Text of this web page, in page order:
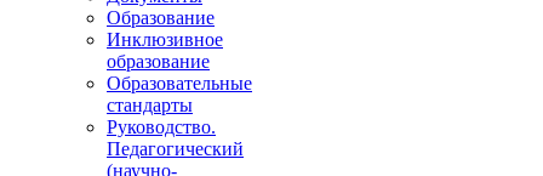
Образование
Инклюзивное
образование
Образовательные
стандарты
Руководство.
Педагогический
(научно-